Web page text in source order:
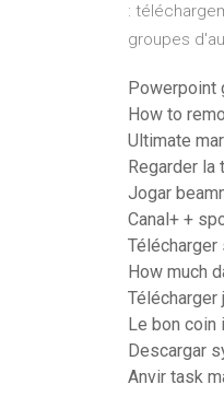
:
groupes
Powerpoint
How to
Ultimate
Regarder la
Jogar
Canal+ +
How much
Télécharger
Le bon coin
Descargar
Anvir task